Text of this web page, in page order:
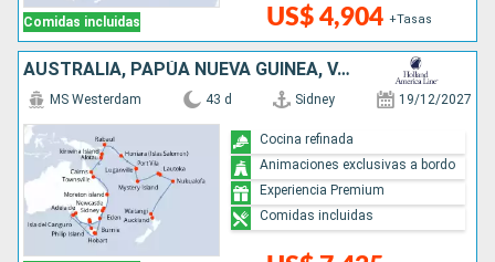
Comidas incluidas US$ 4,904 +Tasas
AUSTRALIA, PAPÚA NUEVA GUINEA, VANUATU, FIDJI (ISLAS), TONGA, NUEVA ZELANDA
MS Westerdam 43 d Sidney 19/12/2027
Cocina refinada
Animaciones exclusivas a bordo
Experiencia Premium
Comidas incluidas